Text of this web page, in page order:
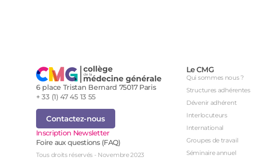
6 place Tristan Bernard 75017 Paris
+ 33 (1) 47 45 13 55
Contactez-nous
Inscription Newsletter
Foire aux questions (FAQ)
Tous droits réservés - Novembre 2023
Le CMG
Qui sommes nous ?
Structures adhérentes
Dévenir adhérent
Interlocuteurs
International
Groupes de travail
Séminaire annuel